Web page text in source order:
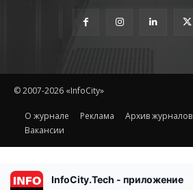
© 2007-2026 «InfoCity»
O журнале Реклама Архив журналов
Вакансии
InfoCity.Tech - приложение